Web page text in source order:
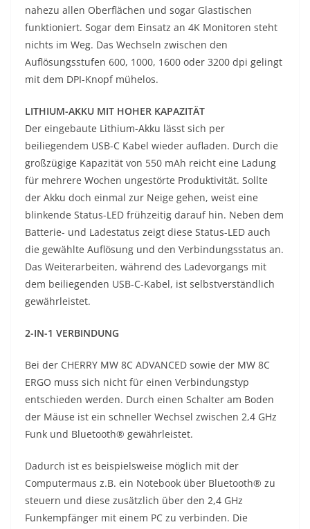
nahezu allen Oberflächen und sogar Glastischen
funktioniert. Sogar dem Einsatz an 4K Monitoren steht
nichts im Weg. Das Wechseln zwischen den
Auflösungsstufen 600, 1000, 1600 oder 3200 dpi gelingt
mit dem DPI-Knopf mühelos.
LITHIUM-AKKU MIT HOHER KAPAZITÄT
Der eingebaute Lithium-Akku lässt sich per
beiliegendem USB-C Kabel wieder aufladen. Durch die
großzügige Kapazität von 550 mAh reicht eine Ladung
für mehrere Wochen ungestörte Produktivität. Sollte
der Akku doch einmal zur Neige gehen, weist eine
blinkende Status-LED frühzeitig darauf hin. Neben dem
Batterie- und Ladestatus zeigt diese Status-LED auch
die gewählte Auflösung und den Verbindungsstatus an.
Das Weiterarbeiten, während des Ladevorgangs mit
dem beiliegenden USB-C-Kabel, ist selbstverständlich
gewährleistet.
2-IN-1 VERBINDUNG
Bei der CHERRY MW 8C ADVANCED sowie der MW 8C
ERGO muss sich nicht für einen Verbindungstyp
entschieden werden. Durch einen Schalter am Boden
der Mäuse ist ein schneller Wechsel zwischen 2,4 GHz
Funk und Bluetooth® gewährleistet.
Dadurch ist es beispielsweise möglich mit der
Computermaus z.B. ein Notebook über Bluetooth® zu
steuern und diese zusätzlich über den 2,4 GHz
Funkempfänger mit einem PC zu verbinden. Die